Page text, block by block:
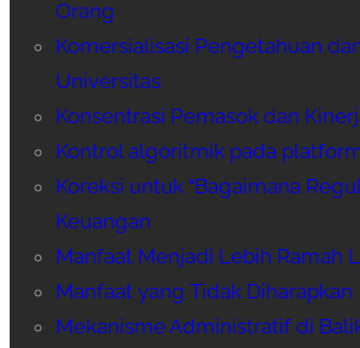
Orang
Komersialisasi Pengetahuan
Universitas
Konsentrasi Pemasok dan
Kontrol algoritmik pada
Koreksi untuk “Bagaimana
Keuangan
Manfaat Menjadi Lebih Ramah
Manfaat yang Tidak Diharapkan
Mekanisme Administratif di